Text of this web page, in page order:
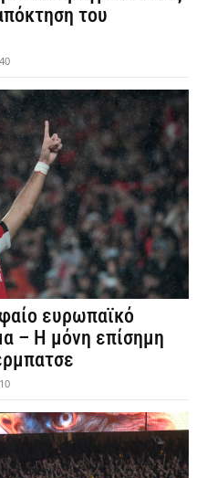
του
ευρωπαϊκό
– Η μόνη επίσημη